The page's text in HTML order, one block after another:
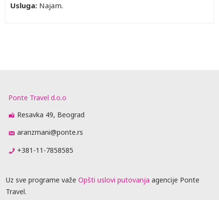
Usluga: Najam.
Ponte Travel d.o.o
Resavka 49, Beograd
aranzmani@ponte.rs
+381-11-7858585
Uz sve programe važe Opšti uslovi putovanja agencije Ponte
Travel.